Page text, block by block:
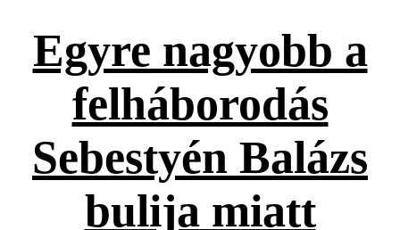
Egyre nagyobb a
felháborodás
Sebestyén Balázs
bulija miatt